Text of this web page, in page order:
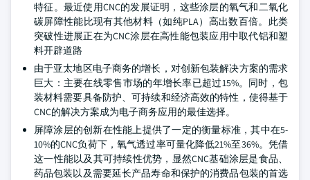
特征。最近使用CNC的发展证明，这些涂层的氧气和二氧化
碳屏障性能比现有其他材料（如纯PLA）高出数百倍。此类
突破性进展正在为CNC涂层在高性能包装应用中取代铝和塑
料开辟道路
由于亚太地区电子商务的增长，对创新包装解决方案的需求
巨大：主要在线零售市场的年增长率已超过15%。同时，包
装材料需要具备防护、可持续和经济高效的特性，使得基于
CNC的解决方案成为电子商务应用的最佳选择。
屏障涂层的创新在性能上提供了一定的衡量标准，其中在5-
10%的CNC负荷下，氧气透过率可量化降低21%至36%。凭借
这一性能以及其可持续性优势，显然CNC基础涂层是食品、
药品包装以及需要延长产品寿命和保护的消费品包装的首选